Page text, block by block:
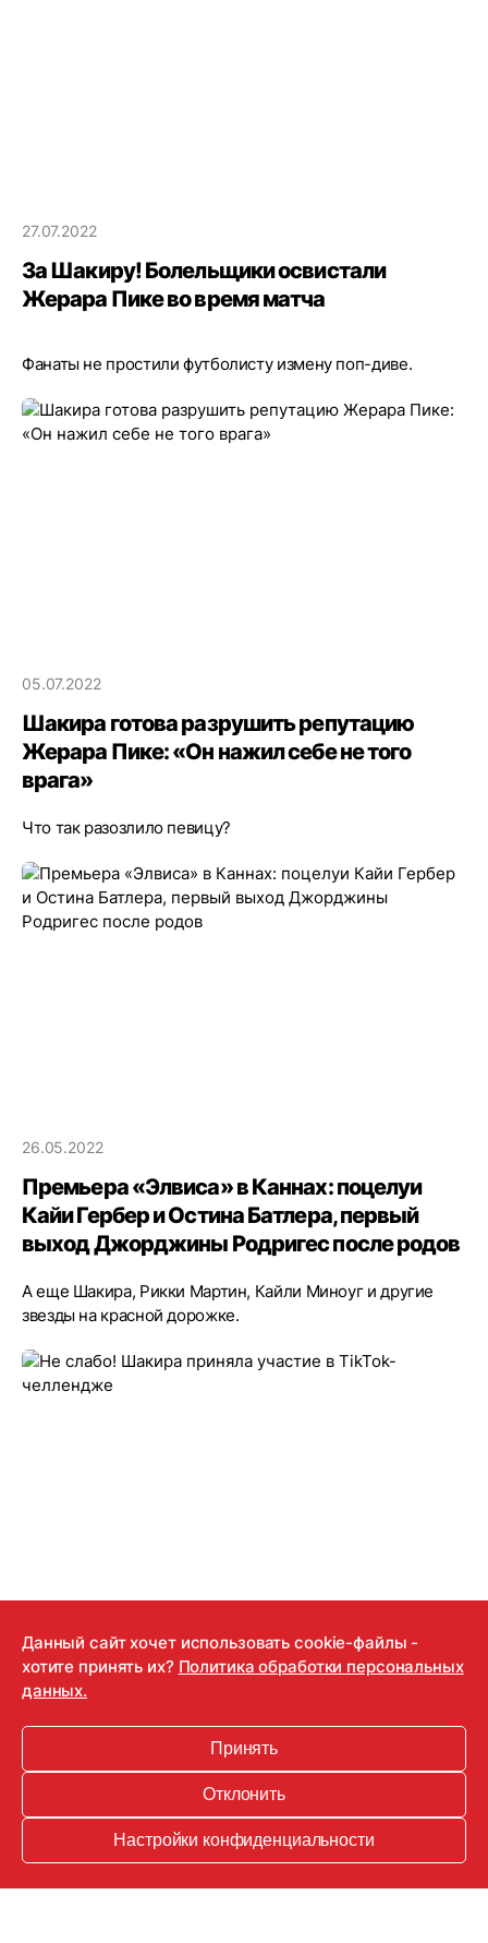
27.07.2022
За Шакиру! Болельщики освистали
Жерара Пике во время матча
Фанаты не простили футболисту измену поп-диве.
05.07.2022
Шакира готова разрушить репутацию
Жерара Пике: «Он нажил себе не того
врага»
Что так разозлило певицу?
26.05.2022
Премьера «Элвиса» в Каннах: поцелуи
Кайи Гербер и Остина Батлера, первый
выход Джорджины Родригес после родов
А еще Шакира, Рикки Мартин, Кайли Миноуг и другие
звезды на красной дорожке.
18.05.2022
Не слабо! Шакира приняла участие в
TikTok-челлендже
Смотри видео!
Данный сайт хочет использовать cookie-файлы -
хотите принять их? Политика обработки персональных
данных.
Принять
Отклонить
Настройки конфиденциальности